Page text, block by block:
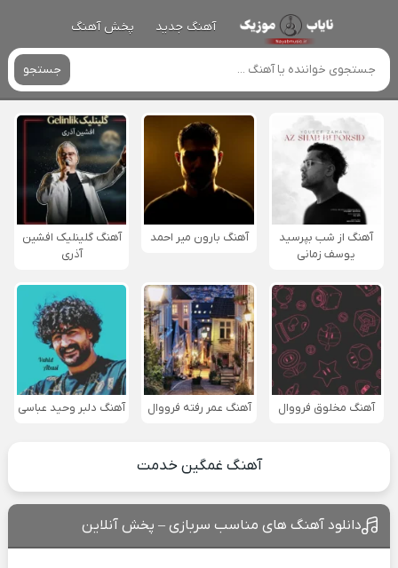
آهنگ جدید پخش آهنگ
جستجو
آهنگ از شب بپرسید
یوسف زمانی
آهنگ بارون میر احمد
آهنگ گلینلیک افشین
آذری
آهنگ مخلوق فرووال آهنگ عمر رفته فرووال آهنگ دلبر وحید عباسی
آهنگ غمگین خدمت
دانلود آهنگ های مناسب سربازی – پخش آنلاین